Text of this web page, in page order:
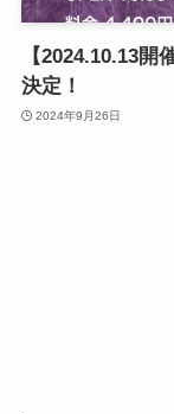
【2024.10.13
決定！
2024年9月26日